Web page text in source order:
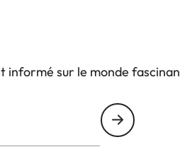
informé sur le monde